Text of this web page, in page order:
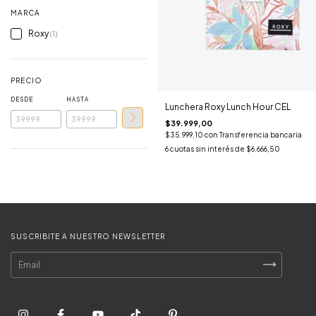
MARCA
Roxy(1)
PRECIO
DESDE HASTA
Lunchera Roxy Lunch Hour CEL
$39.999,00
$35.999,10 con Transferencia bancaria
6cuotas sin interés de $6.666,50
SUSCRIBITE A NUESTRO NEWSLETTER